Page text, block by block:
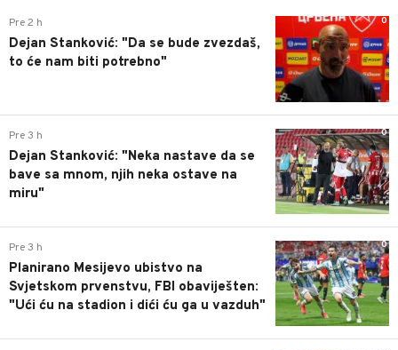
0
Pre 2 h
Dejan Stanković: "Da se bude zvezdaš,
to će nam biti potrebno"
0
Pre 3 h
Dejan Stanković: "Neka nastave da se
bave sa mnom, njih neka ostave na
miru"
0
Pre 3 h
Planirano Mesijevo ubistvo na
Svjetskom prvenstvu, FBI obaviješten:
"Ući ću na stadion i dići ću ga u vazduh"